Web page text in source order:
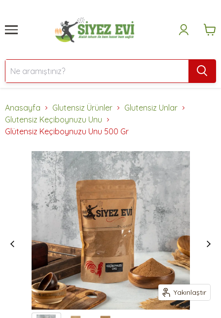
Anasayfa Glutensiz Ürünler
Glutensiz Unlar
Glutensiz Keçiboynuzu Unu
Glütensiz Keçiboynuzu Unu 500 Gr
Yakınlaştır